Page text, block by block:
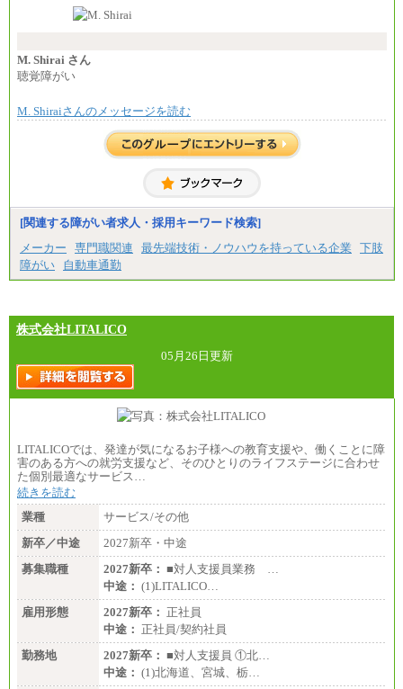
⑲東京：月給202,000 円以上 、京都：月給193,000 円
異なります
※試用期間中も給与に変更はございません。
い職責を担う方については、さらに高い金額を個別
※上記に加え、所定労働時間外に勤務をした場
※試用期間中も給与に変更はございません。
＜募集各社・全職種共通＞
月給21万円以上～
※試用期間中の給与に変更はありません。
ます。
M. Shirai さん
聴覚障がい
M. Shiraiさんのメッセージを読む
[関連する障がい者求人・採用キーワード検索]
メーカー
専門職関連 最先端技術・ノウハウを持っている企業
下肢
障がい
自動車通勤
株式会社LITALICO
05月26日更新
LITALICOでは、発達が気になるお子様への教育支援や、働くことに障
害のある方への就労支援など、そのひとりのライフステージに合わせ
た個別最適なサービス…
続きを読む
業種
サービス/その他
新卒／中途
2027新卒・中途
募集職種
2027新卒： ■対人支援員業務 …
中途： (1)LITALICO…
雇用形態
2027新卒： 正社員
中途： 正社員/契約社員
勤務地
2027新卒： ■対人支援員 ①北…
中途： (1)北海道、宮城、栃…